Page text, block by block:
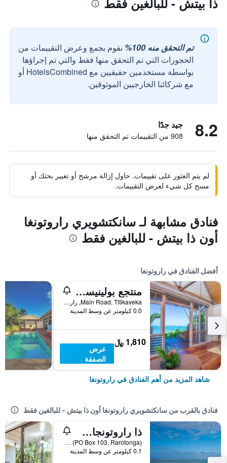
تم التحقق منه 100%
نقوم بجمع وعرض التقييمات من
الحجوزات التي تم التحقق منها فقط والتي تم إجراؤها
بواسطة مستخدمين حقيقيين مع HotelsCombined أو
مع شركائنا الخارجيين الموثوقين.
8.2 جيد جدًا
908 من التقييمات تم التحقق منها
لم يتم العثور على تقييمات. حاول إزالة مرشح أو تغيير بحثك أو
مسح كل شيء لعرض التقييمات.
فنادق مشابهة لـ سانكتشويري راروتونغا
أون ذا بيتش - للبالغين فقط
أفضل الفنادق في راروتونغا
منتجع بولينيسيان ليتل
Main Road, Titikaveka, راروتونغا, جزر كوك
0.0 كيلومتر عن وسط المدينة
1,810 ﷼
عرض
الصفقة
شاهد المزيد من أهم الفنادق في راروتونغا
فنادق بالقرب من سانكتشويري راروتونغا أون ذا بيتش - للبالغين فقط
ذا راروتونجان بيتش ريزورت آند لاجوناريوم
Aroa Beach (PO Box 103, Rarotonga), راروتونغا, جزر كوك
0.1 كيلومتر عن وسط المدينة